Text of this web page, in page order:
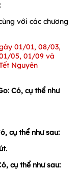
lượng món Nhà
với các chương
01/01, 08/03,
05, 01/09 và
Nguyên